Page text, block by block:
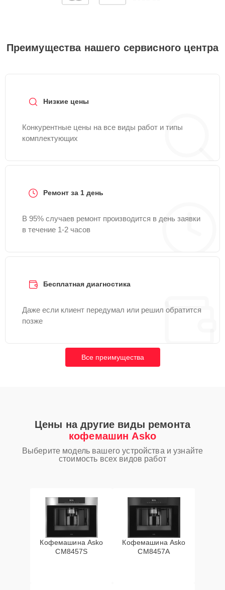
Преимущества нашего сервисного центра
Низкие цены
Конкурентные цены на все виды работ и типы
комплектующих
Ремонт за 1 день
В 95% случаев ремонт производится в день заявки
в течение 1-2 часов
Бесплатная диагностика
Даже если клиент передумал или решил обратится
позже
Все преимущества
Цены на другие виды ремонта
кофемашин Asko
Выберите модель вашего устройства и узнайте
стоимость всех видов работ
Кофемашина Asko
CM8457S
Кофемашина Asko
CM8457A